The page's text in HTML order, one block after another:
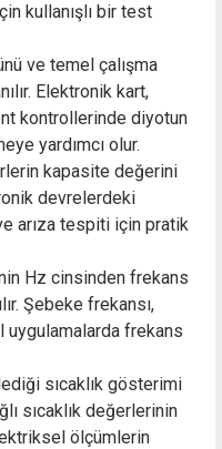
kullanışlı bir test
ve temel çalışma
Elektronik kart,
kontrollerinde diyotun
yardımcı olur.
kapasite değerini
devrelerdeki
arıza tespiti için pratik
Hz cinsinden frekans
Şebeke frekansı,
uygulamalarda frekans
sıcaklık gösterimi
sıcaklık değerlerinin
ölçümlerin